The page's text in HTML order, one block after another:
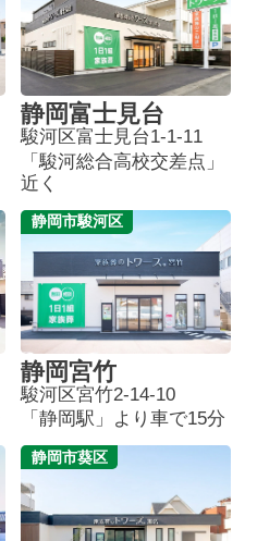
静岡富士見台
駿河区富士見台1-1-11
「駿河総合高校交差点」
近く
静岡市駿河区
静岡宮竹
駿河区宮竹2-14-10
「静岡駅」より車で15分
静岡市葵区